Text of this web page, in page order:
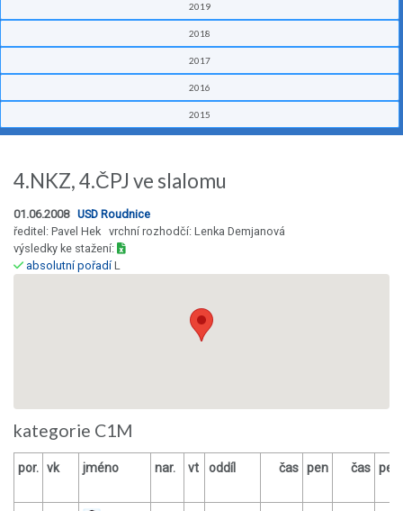
2019
2018
2017
2016
2015
4.NKZ, 4.ČPJ ve slalomu
01.06.2008 USD Roudnice
ředitel: Pavel Hek vrchní rozhodčí: Lenka Demjanová
výsledky ke stažení:
absolutní pořadíL
kategorie C1M
por. vk jméno nar. vt oddíl čas pen čas pen